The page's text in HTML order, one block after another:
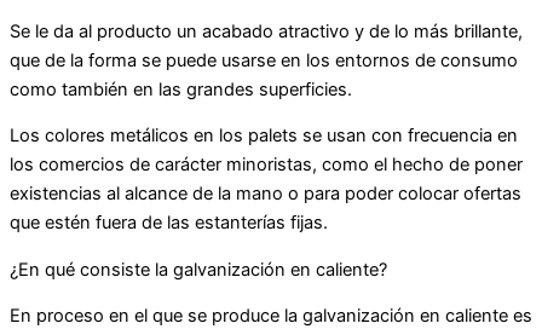
Se le da al producto un acabado atractivo y de lo más brillante,
que de la forma se puede usarse en los entornos de consumo
como también en las grandes superficies.
Los colores metálicos en los palets se usan con frecuencia en
los comercios de carácter minoristas, como el hecho de poner
existencias al alcance de la mano o para poder colocar ofertas
que estén fuera de las estanterías fijas.
¿En qué consiste la galvanización en caliente?
En proceso en el que se produce la galvanización en caliente es